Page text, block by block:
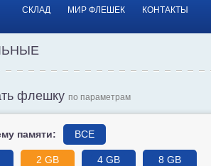
СКЛАД МИР ФЛЕШЕК КОНТАКТЫ
флешку по параметрам
памяти: ВСЕ
2 GB 4 GB 8 GB